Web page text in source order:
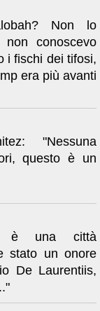
Non lo
conoscevo
i fischi dei tifosi,
era più avanti
"Nessuna
questo è un
è una città
stato un onore
De Laurentiis,